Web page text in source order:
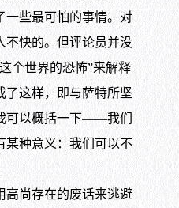
一些最可怕的事情。对
不快的。但评论员并没
个世界的恐怖”来解释
了这样，即与萨特所坚
以概括一下——我们
某种意义：我们可以不
尚存在的废话来逃避